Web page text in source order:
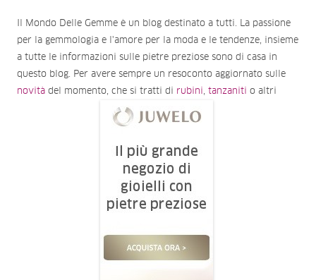
Il Mondo Delle Gemme è un blog destinato a tutti. La passione
per la gemmologia e l'amore per la moda e le tendenze, insieme
a tutte le informazioni sulle pietre preziose sono di casa in
questo blog. Per avere sempre un resoconto aggiornato sulle
novità del momento, che si tratti di rubini, tanzaniti o altri